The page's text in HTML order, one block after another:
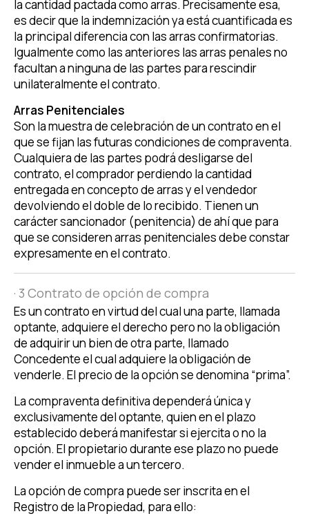
la cantidad pactada como arras. Precisamente esa,
es decir que la indemnización ya está cuantificada es
la principal diferencia con las arras confirmatorias.
Igualmente como las anteriores las arras penales no
facultan a ninguna de las partes para rescindir
unilateralmente el contrato.
Arras Penitenciales
Son la muestra de celebración de un contrato en el
que se fijan las futuras condiciones de compraventa.
Cualquiera de las partes podrá desligarse del
contrato, el comprador perdiendo la cantidad
entregada en concepto de arras y el vendedor
devolviendo el doble de lo recibido. Tienen un
carácter sancionador (penitencia) de ahí que para
que se consideren arras penitenciales debe constar
expresamente en el contrato.
· 3 Contrato de opción de compra
Es un contrato en virtud del cual una parte, llamada
optante, adquiere el derecho pero no la obligación
de adquirir un bien de otra parte, llamado
Concedente el cual adquiere la obligación de
venderle. El precio de la opción se denomina “prima”.
La compraventa definitiva dependerá única y
exclusivamente del optante, quien en el plazo
establecido deberá manifestar si ejercita o no la
opción. El propietario durante ese plazo no puede
vender el inmueble a un tercero.
La opción de compra puede ser inscrita en el
Registro de la Propiedad, para ello: